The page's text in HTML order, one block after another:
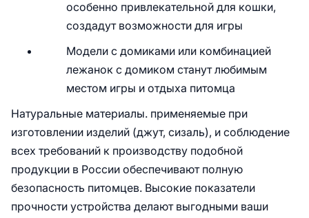
особенно привлекательной для кошки,
создадут возможности для игры
Модели с домиками или комбинацией
лежанок с домиком станут любимым
местом игры и отдыха питомца
Натуральные материалы. применяемые при
изготовлении изделий (джут, сизаль), и соблюдение
всех требований к производству подобной
продукции в России обеспечивают полную
безопасность питомцев. Высокие показатели
прочности устройства делают выгодными ваши